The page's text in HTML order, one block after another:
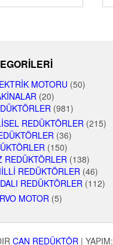
MOTORU (50)
(20)
(981)
REDÜKTÖRLER (215)
(36)
(150)
REDÜKTÖRLER (138)
REDÜKTÖRLER (46)
REDÜKTÖRLER (112)
MOTOR (5)
CAN REDÜKTÖR | YAPIM: